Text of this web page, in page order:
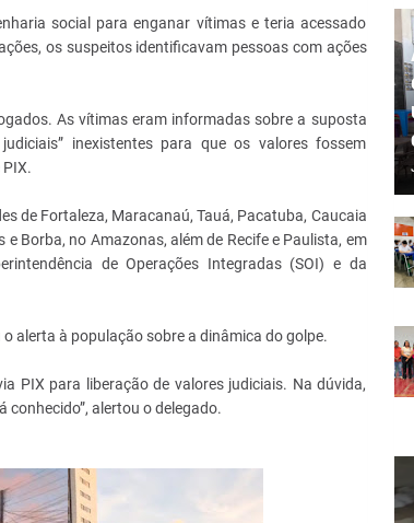
social para enganar vítimas e teria acessado
os suspeitos identificavam pessoas com ações
As vítimas eram informadas sobre a suposta
inexistentes para que os valores fossem
de Fortaleza, Maracanaú, Tauá, Pacatuba, Caucaia
Borba, no Amazonas, além de Recife e Paulista, em
de Operações Integradas (SOI) e da
alerta à população sobre a dinâmica do golpe.
PIX para liberação de valores judiciais. Na dúvida,
alertou o delegado.